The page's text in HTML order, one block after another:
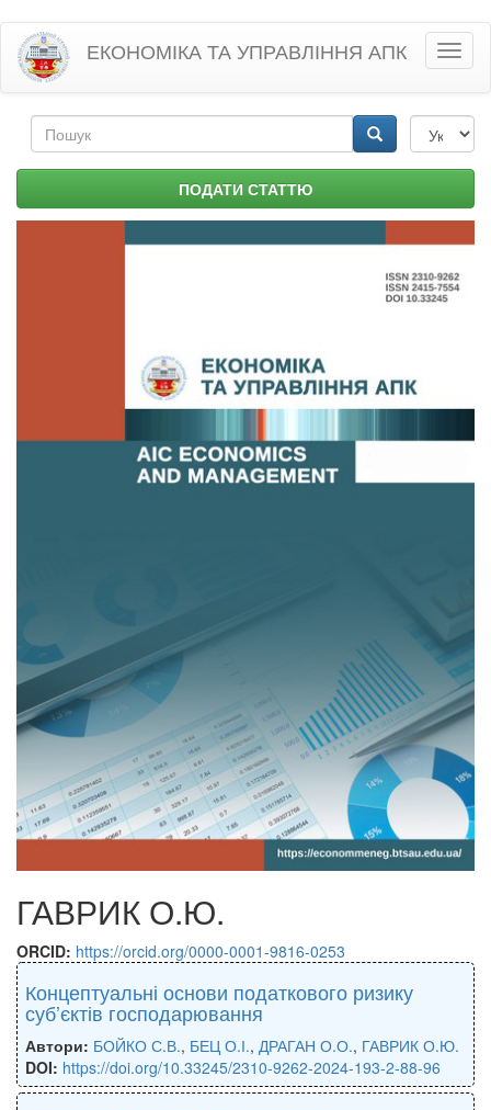
Перейти
основного
матеріалу
ЕКОНОМІКА ТА УПРАВЛІННЯ АПК
Пошукова
форма ПОДАТИ СТАТТЮ
ГАВРИК О.Ю.
ORCID: https://orcid.org/0000-0001-9816-0253
Концептуальні основи податкового ризику
суб’єктів господарювання
Автори: БОЙКО С.В., БЕЦ О.І., ДРАГАН О.О., ГАВРИК О.Ю.
DOI: https://doi.org/10.33245/2310-9262-2024-193-2-88-96